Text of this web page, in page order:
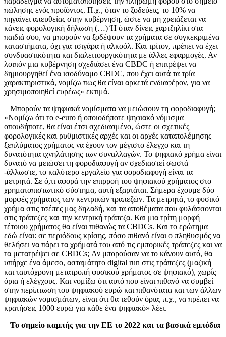
πώλησης ενός προϊόντος. Π.χ., όταν το ξοδεύεις, το 10% να
πηγαίνει απευθείας στην κυβέρνηση, ώστε να μη χρειάζεται να
κάνεις φορολογική δήλωση (…) Ή όταν δίνεις χαρτζηλίκι στα
παιδιά σου, να μπορούν να ξοδέψουν τα χρήματα σε συγκεκριμένα
καταστήματα, όχι για τσιγάρα ή αλκοόλ. Και τρίτον, πρέπει να έχει
συνδυαστικότητα και διαλειτουργικότητα με άλλες εφαρμογές. Αν
λοιπόν μια κυβέρνηση σχεδιάσει ένα CBDC ή επιτρέψει να
δημιουργηθεί ένα ισοδύναμο CBDC, που έχει αυτά τα τρία
χαρακτηριστικά, νομίζω πως θα είναι αρκετά ενδιαφέρον, για να
χρησιμοποιηθεί ευρέως» εκτιμά.
Μπορούν τα ψηφιακά νομίσματα να μειώσουν τη φοροδιαφυγή;
«Νομίζω ότι το e-euro ή οποιοδήποτε ψηφιακό νόμισμα
οπουδήποτε, θα είναι έτσι σχεδιασμένο, ώστε οι σχετικές
φορολογικές και ρυθμιστικές αρχές και οι αρχές καταπολέμησης
ξεπλύματος χρήματος να έχουν τον μέγιστο έλεγχο και τη
δυνατότητα ιχνηλάτησης των συναλλαγών. Το ψηφιακό χρήμα είναι
δυνατό να μειώσει τη φοροδιαφυγή αν σχεδιαστεί σωστά
-άλλωστε, το καλύτερο εργαλείο για φοροδιαφυγή είναι τα
μετρητά. Σε ό,τι αφορά την επιρροή του ψηφιακού χρήματος στο
χρηματοπιστωτικό σύστημα, αυτή εξαρτάται. Σήμερα έχουμε δύο
μορφές χρήματος των κεντρικών τραπεζών. Τα μετρητά, το φυσικό
χρήμα στις τσέπες μας δηλαδή, και τα αποθέματα που φυλάσσονται
στις τράπεζες και την κεντρική τράπεζα. Και μια τρίτη μορφή
τέτοιου χρήματος θα είναι πιθανώς τα CBDCs. Και το ερώτημα
εδώ είναι: σε περιόδους κρίσης, πόσο πιθανό είναι ο πληθυσμός να
θελήσει να πάρει τα χρήματά του από τις εμπορικές τράπεζες και να
τα μετατρέψει σε CBDCs; Αν μπορούσαν να το κάνουν αυτό, θα
υπήρχε ένα άμεσο, ασταμάτητο digital run στις τράπεζες (μαζική
και ταυτόχρονη μετατροπή φυσικού χρήματος σε ψηφιακό), χωρίς
όρια ή ελέγχους. Και νομίζω ότι αυτό που είναι πιθανό να συμβεί
στην περίπτωση του ψηφιακού ευρώ και πιθανότατα και των άλλων
ψηφιακών νομισμάτων, είναι ότι θα τεθούν όρια, π.χ., να πρέπει να
κρατήσεις 1000 ευρώ για κάθε ένα ψηφιακό» λέει.
Το σημείο καμπής για την ΕΕ το 2022 και τα βασικά εμπόδια